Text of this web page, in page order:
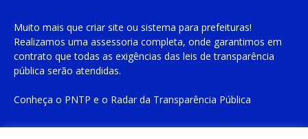
Muito mais que criar site ou sistema para prefeituras!
Realizamos uma assessoria completa, onde garantimos em
contrato que todas as exigências das leis de transparência
pública serão atendidas.
Conheça o PNTP e o Radar da Transparência Pública